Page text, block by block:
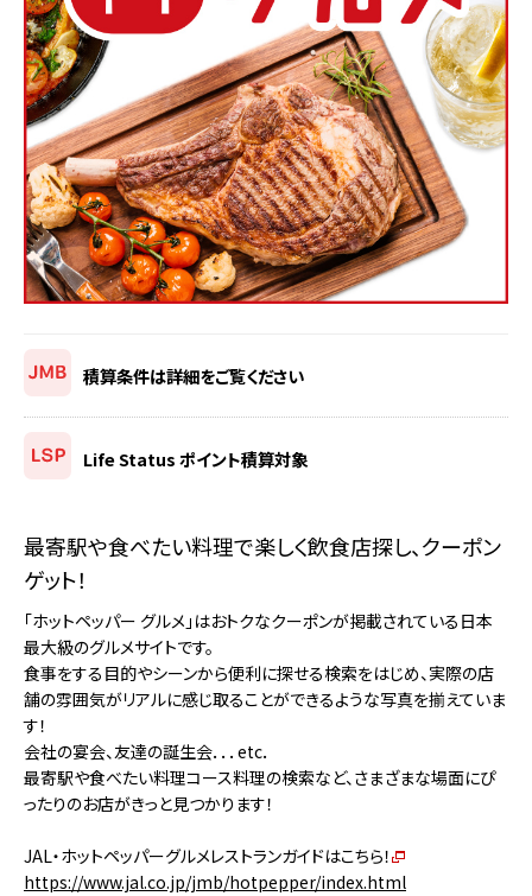
積算条件は詳細をご覧ください
Life Status ポイント積算対象
最寄駅や食べたい料理で楽しく飲食店探し、クーポン
ゲット！
「ホットペッパー グルメ」はおトクなクーポンが掲載されている日本
最大級のグルメサイトです。
食事をする目的やシーンから便利に探せる検索をはじめ、実際の店
舗の雰囲気がリアルに感じ取ることができるような写真を揃えていま
す！
会社の宴会、友達の誕生会．．．etc．
最寄駅や食べたい料理コース料理の検索など、さまざまな場面にぴ
ったりのお店がきっと見つかります！
JAL・ホットペッパーグルメレストランガイドはこちら！
https://www.jal.co.jp/jmb/hotpepper/index.html